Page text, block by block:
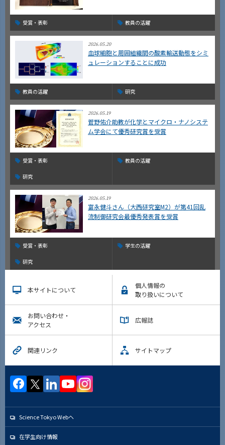
受賞・表彰 教員の活躍
2026.05.20
血球細胞と周囲組織間の酸素輸送動態をシミ
ュレーションすることに成功
教員の活躍 研究
2026.05.19
菅野佑介助教が化学とマイクロ・ナノシステ
ム学会にて優秀研究賞を受賞
受賞・表彰 教員の活躍
研究
2026.05.19
富永健斗さん（大西研究室M2）が第41回乱
流制御研究会最優秀発表賞を受賞
受賞・表彰 学生の活躍
研究
本サイトについて
個人情報の
取り扱いについて
お問い合わせ・
アクセス
広報誌
関連リンク サイトマップ
Science Tokyo Webヘ
在学生向け情報